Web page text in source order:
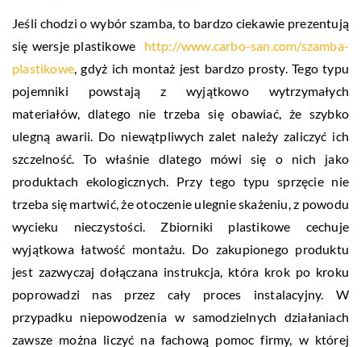
Jeśli chodzi o wybór szamba, to bardzo ciekawie prezentują
się wersje plastikowe http://www.carbo-san.com/szamba-
plastikowe , gdyż ich montaż jest bardzo prosty. Tego typu
pojemniki powstają z wyjątkowo wytrzymałych
materiałów, dlatego nie trzeba się obawiać, że szybko
ulegną awarii. Do niewątpliwych zalet należy zaliczyć ich
szczelność. To właśnie dlatego mówi się o nich jako
produktach ekologicznych. Przy tego typu sprzęcie nie
trzeba się martwić, że otoczenie ulegnie skażeniu, z powodu
wycieku nieczystości. Zbiorniki plastikowe cechuje
wyjątkowa łatwość montażu. Do zakupionego produktu
jest zazwyczaj dołączana instrukcja, która krok po kroku
poprowadzi nas przez cały proces instalacyjny. W
przypadku niepowodzenia w samodzielnych działaniach
zawsze można liczyć na fachową pomoc firmy, w której